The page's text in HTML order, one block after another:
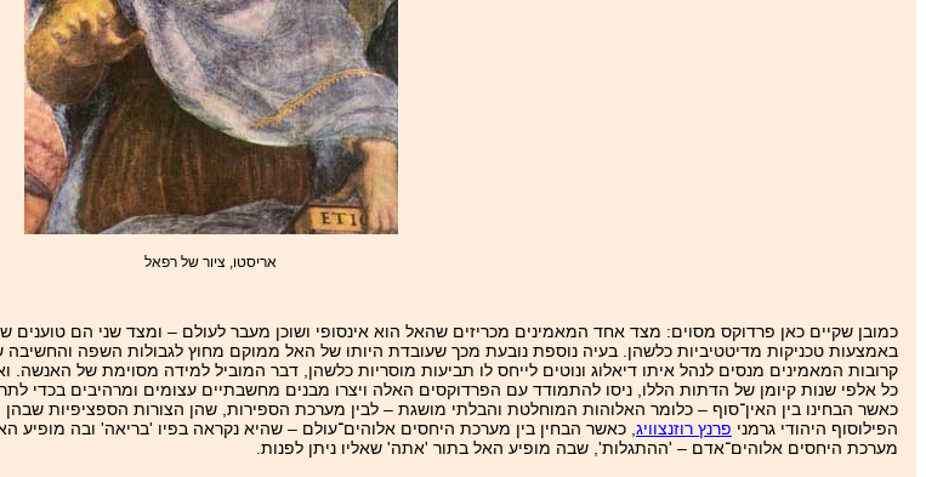
אריסטו, ציור של רפאל
כמובן שקיים כאן פרדוקס מסוים: מצד אחד המאמינים מכריזים שהאל הוא אינסופי ושוכן מעבר לעולם – ומצד שני הם טוענים
באמצעות טכניקות מדיטטיביות כלשהן. בעיה נוספת נובעת מכך שעובדת היותו של האל ממוקם מחוץ לגבולות השפה
קרובות המאמינים מנסים לנהל איתו דיאלוג ונוטים לייחס לו תביעות מוסריות כלשהן, דבר המוביל למידה מסוימת של האנשה.
כל אלפי שנות קיומן של הדתות הללו, ניסו להתמודד עם הפרדוקסים האלה ויצרו מבנים מחשבתיים עצומים ומרהיבים בכדי
כאשר הבחינו בין האין־סוף – כלומר האלוהות המוחלטת והבלתי מושגת – לבין מערכת הספירות, שהן הצורות הספציפיות
הפילוסוף היהודי גרמני פרנץ רוזנצוויג , כאשר הבחין בין מערכת היחסים אלוהים־עולם – שהיא נקראה בפיו 'בריאה' ובה מופיע
מערכת היחסים אלוהים־אדם – 'ההתגלות', שבה מופיע האל בתור 'אתה' שאליו ניתן לפנות.